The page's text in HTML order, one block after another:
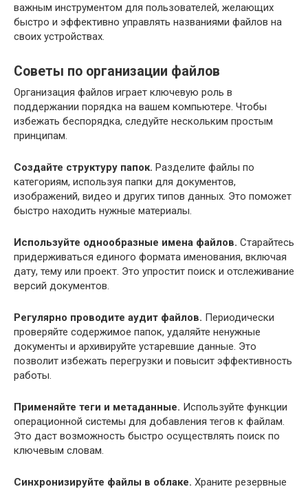
важным инструментом для пользователей, желающих
быстро и эффективно управлять названиями файлов на
своих устройствах.
Советы по организации файлов
Организация файлов играет ключевую роль в
поддержании порядка на вашем компьютере. Чтобы
избежать беспорядка, следуйте нескольким простым
принципам.
Создайте структуру папок. Разделите файлы по
категориям, используя папки для документов,
изображений, видео и других типов данных. Это поможет
быстро находить нужные материалы.
Используйте однообразные имена файлов. Старайтесь
придерживаться единого формата именования, включая
дату, тему или проект. Это упростит поиск и отслеживание
версий документов.
Регулярно проводите аудит файлов. Периодически
проверяйте содержимое папок, удаляйте ненужные
документы и архивируйте устаревшие данные. Это
позволит избежать перегрузки и повысит эффективность
работы.
Применяйте теги и метаданные. Используйте функции
операционной системы для добавления тегов к файлам.
Это даст возможность быстро осуществлять поиск по
ключевым словам.
Синхронизируйте файлы в облаке. Храните резервные